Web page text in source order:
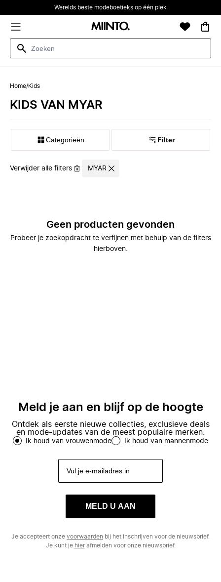
Werelds beste modeboetieks op één plek
Home/Kids
KIDS VAN MYAR
Categorieën Filter
Verwijder alle filters MYAR
Geen producten gevonden
Probeer je zoekopdracht te verfijnen met behulp van de filters
hierboven.
Meld je aan en blijf op de hoogte
Ontdek als eerste nieuwe collecties, exclusieve deals
en mode-updates van de meest populaire merken.
Ik houd van vrouwenmode Ik houd van mannenmode
MELD U AAN
Je accepteert onze voorwaarden bij het inschrijven voor de nieuwsbrief.
Je kunt je hierafmelden voor onze nieuwsbrief.